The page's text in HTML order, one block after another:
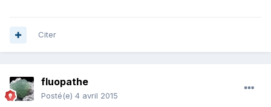
Citer
fluopathe
Posté(e) 4 avril 2015